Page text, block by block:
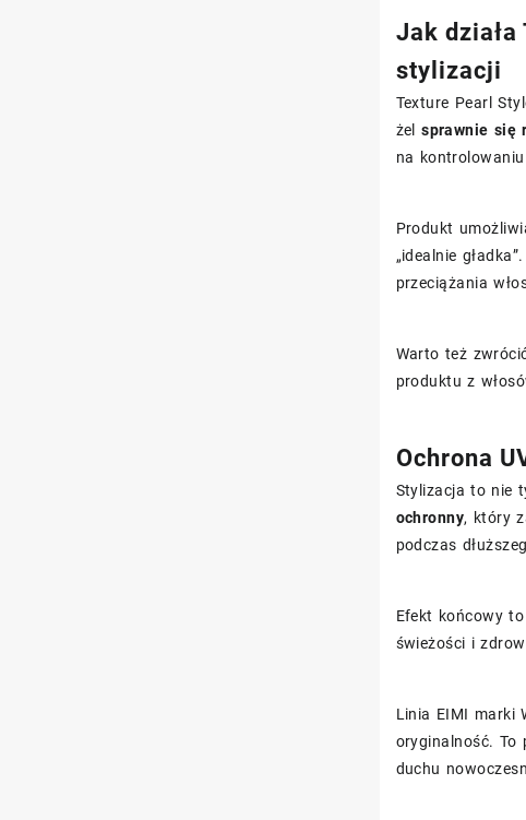
Jak
stylizacji
Texture Pearl
żelsprawnie się
na
Produkt
„idealnie
przeciążania
Warto też
produktu z
Ochrona
Stylizacja to nie
ochronny, który
podczas
Efekt końcowy
świeżości i
Linia EIMI marki
oryginalność. To
duchu